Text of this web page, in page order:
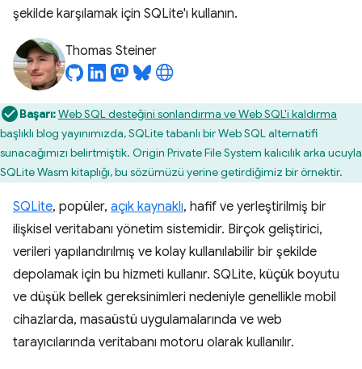
şekilde karşılamak için SQLite'ı kullanın.
Thomas Steiner
Başarı:Web SQL desteğini sonlandırma ve Web SQL'i kaldırma
başlıklı blog yayınımızda, SQLite tabanlı bir Web SQL alternatifi
sunacağımızı belirtmiştik. Origin Private File System kalıcılık arka ucuyla
SQLite Wasm kitaplığı, bu sözümüzü yerine getirdiğimiz bir örnektir.
SQLite, popüler, açık kaynaklı, hafif ve yerleştirilmiş bir
ilişkisel veritabanı yönetim sistemidir. Birçok geliştirici,
verileri yapılandırılmış ve kolay kullanılabilir bir şekilde
depolamak için bu hizmeti kullanır. SQLite, küçük boyutu
ve düşük bellek gereksinimleri nedeniyle genellikle mobil
cihazlarda, masaüstü uygulamalarında ve web
tarayıcılarında veritabanı motoru olarak kullanılır.